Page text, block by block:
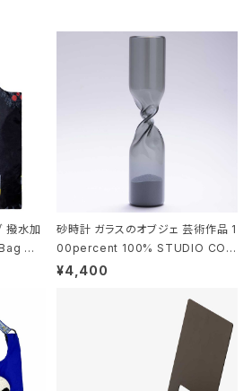
撥水加
ロ
砂時計 ガラスのオブジェ 芸術作品 1
00percent 100% STUDIO COH
AKU Timeless 100パーセント ス
¥4,400